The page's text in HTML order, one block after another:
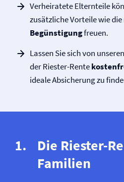
Verheiratete Elternteile
zusätzliche Vorteile wie die
Begünstigungfreuen.
Lassen Sie sich von
der Riester-Rente
ideale Absicherung zu
Die Riester-
Familien